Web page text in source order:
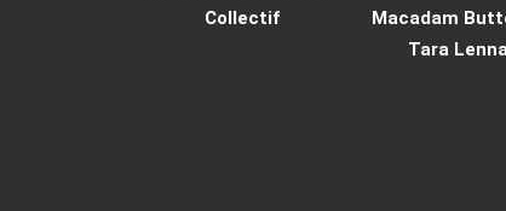
Collectif
Macadam
Tara